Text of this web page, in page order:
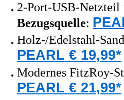
2-Port-USB-Netzteil
Bezugsquelle:
Holz-/Edelstahl-
PEARL € 19,99*
Modernes FitzRoy-
PEARL € 21,99*